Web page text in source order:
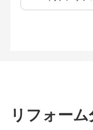
リフォー